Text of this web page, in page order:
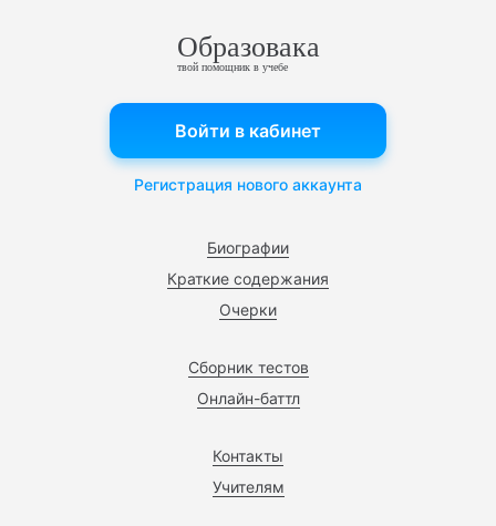
Образовака
твой помощник в учебе
Биографии
Краткие содержания
Очерки
Сборник тестов
Онлайн-баттл
Контакты
Учителям
Войти в кабинет
Регистрация нового аккаунта